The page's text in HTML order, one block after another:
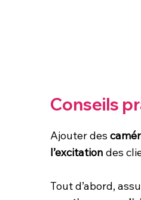
Conseils
Ajouter des
l’excitation des
Tout d’abord,